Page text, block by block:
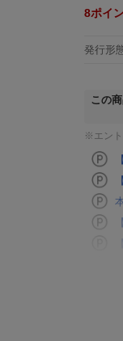
8ポイ
発行形
この
※エント